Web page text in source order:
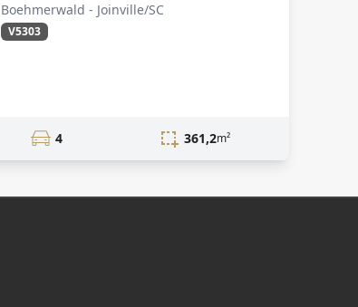
Boehmerwald - Joinville/SC
V5303
4 361,2m²